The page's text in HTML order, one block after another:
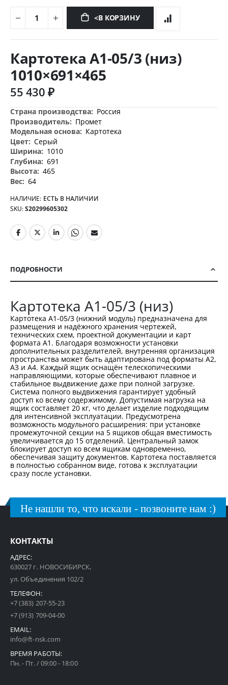
<В КОРЗИНУ
к
началу
галереи
изображений
Картотека A1-05/3 (низ)
1010×691×465
55 430 ₽
Дополнительная
информация
Россия
Промет
Картотека
Серый
1010
691
465
64
НАЛИЧИЕ: ЕСТЬ В НАЛИЧИИ
SKU S20299605302
ПОДРОБНОСТИ
Картотека A1-05/3 (низ)
Картотека A1-05/3 (нижний модуль) предназначена для
размещения и надёжного хранения чертежей,
технических схем, проектной документации и карт
формата A1. Благодаря возможности установки
дополнительных разделителей, внутренняя организация
пространства может быть адаптирована под форматы A2,
A3 и A4. Каждый ящик оснащён телескопическими
направляющими, которые обеспечивают плавное и
стабильное выдвижение даже при полной загрузке.
Система полного выдвижения гарантирует удобный
доступ ко всему содержимому. Допустимая нагрузка на
ящик составляет 20 кг, что делает изделие подходящим
для интенсивной эксплуатации. Предусмотрена
возможность модульного расширения: при установке
промежуточной секции на 5 ящиков общая вместимость
увеличивается до 15 отделений. Центральный замок
блокирует доступ ко всем ящикам одновременно,
обеспечивая защиту документов. Картотека поставляется
в полностью собранном виде, готова к эксплуатации
сразу после установки.
Не нашли то, что искали - позвоните нам :)
КОНТАКТЫ
АДРЕС:
630027 г. НОВОСИБИРСК,
ул. Объединения 102/2
ТЕЛЕФОН:
+7 (383) 207-55-23
+7 (913) 709-04-00
EMAIL:
info@ft-nsk.com
ВРЕМЯ РАБОТЫ:
Пн. - Пт. / 09:00 - 18:00